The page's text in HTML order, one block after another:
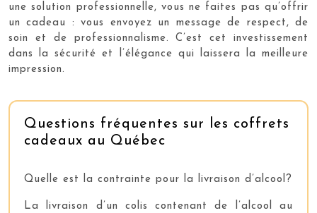
une solution professionnelle, vous ne faites pas qu’offrir
un cadeau : vous envoyez un message de respect, de
soin et de professionnalisme. C’est cet investissement
dans la sécurité et l’élégance qui laissera la meilleure
impression.
Questions fréquentes sur les coffrets
cadeaux au Québec
Quelle est la contrainte pour la livraison d’alcool?
La livraison d’un colis contenant de l’alcool au